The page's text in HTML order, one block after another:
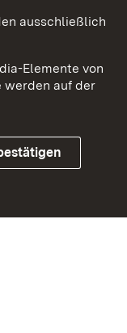
ausschließlich
Elemente von
werden auf der